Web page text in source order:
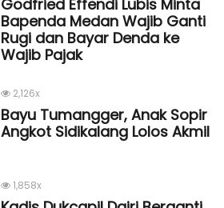
Godfried Effendi Lubis Minta
Bapenda Medan Wajib Ganti
Rugi dan Bayar Denda ke
Wajib Pajak
2,126x
Bayu Tumangger, Anak Sopir
Angkot Sidikalang Lolos Akmil
1,858x